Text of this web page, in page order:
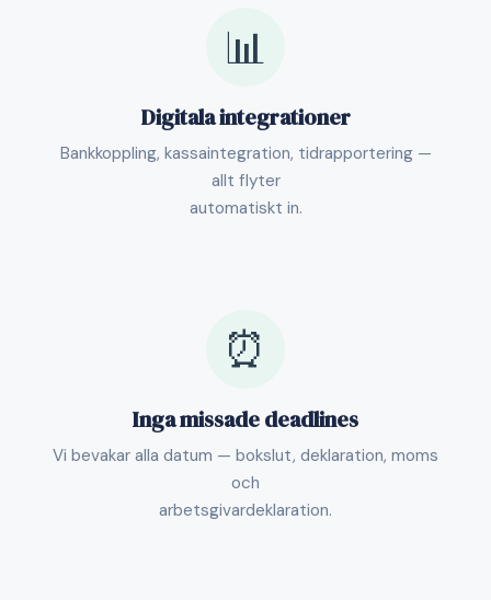
📊
Digitala integrationer
Bankkoppling, kassaintegration, tidrapportering —
allt flyter
automatiskt in.
⏰
Inga missade deadlines
Vi bevakar alla datum — bokslut, deklaration, moms
och
arbetsgivardeklaration.